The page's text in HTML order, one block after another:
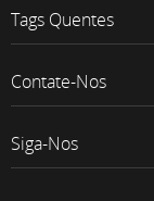
Tags Quentes
Contate-Nos
Siga-Nos